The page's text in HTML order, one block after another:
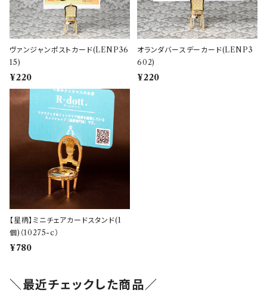
ヴァンジャンポストカード(LENP36
15)
¥220
オランダバースデーカード(LENP3
602)
¥220
【星柄】ミニチェアカードスタンド(1
個)（10275-c）
¥780
＼最近チェックした商品／